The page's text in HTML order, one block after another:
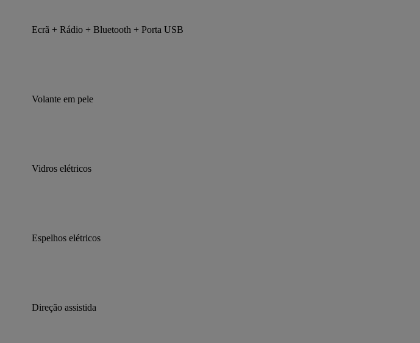
Ecrã + Rádio + Bluetooth + Porta USB
Volante em pele
Vidros elétricos
Espelhos elétricos
Direção assistida